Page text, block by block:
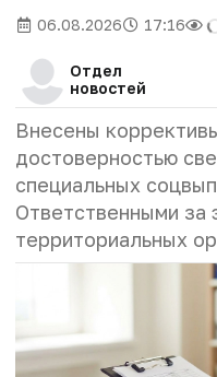
06.08.2026 17:16
Отдел
новостей
Внесены
достоверностью
специальных
Ответственными за
территориальных